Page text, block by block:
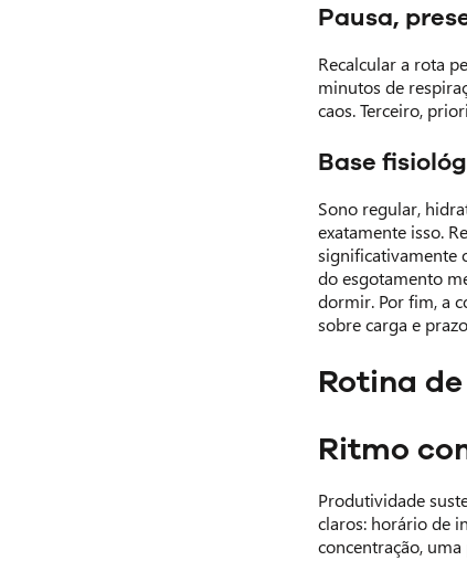
Pausa,
Recalcular a rota
minutos de
caos. Terceiro,
Base
Sono regular,
exatamente isso.
significativamente
do esgotamento
dormir. Por fim, a
sobre carga e
Rotina
Ritmo
Produtividade
claros: horário de
concentração,